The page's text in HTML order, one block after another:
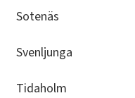
Sotenäs
Svenljunga
Tidaholm